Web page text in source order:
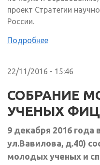
проект Стратегии
России.
Подробнее
22/11/2016 - 15:46
СОБРАНИЕ
УЧЕНЫХ ФИЦ
9 декабря 2016
ул.Вавилова, д.40)
молодых ученых и